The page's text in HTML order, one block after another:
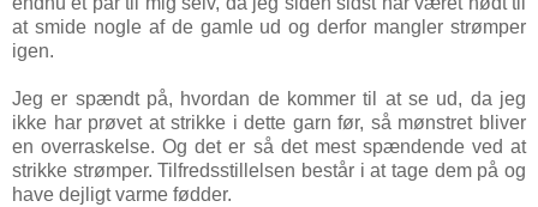
at smide nogle af de gamle ud og derfor mangler strømper
igen.
Jeg er spændt på, hvordan de kommer til at se ud, da jeg
ikke har prøvet at strikke i dette garn før, så mønstret bliver
en overraskelse. Og det er så det mest spændende ved at
strikke strømper. Tilfredsstillelsen består i at tage dem på og
have dejligt varme fødder.